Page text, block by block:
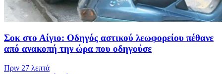
Σοκ στο Αίγιο: Οδηγός αστικού λεωφορείου πέθανε
από ανακοπή την ώρα που οδηγούσε
Πριν 27 λεπτά